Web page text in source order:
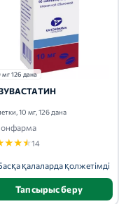
мг 126 дана
10 мг, 126 дана
★★★14
қалаларда қолжетімді
Тапсырыс беру